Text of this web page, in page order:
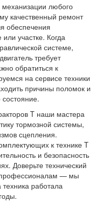
механизации любого
качественный ремонт
обеспечения
участке. Когда
системе,
требует
обратиться к
на сервисе техники
причины поломок и
T наши мастера
тормозной системы,
сцепления.
к технике T
и безопасность
Доверьте технический
профессионалам — мы
работала